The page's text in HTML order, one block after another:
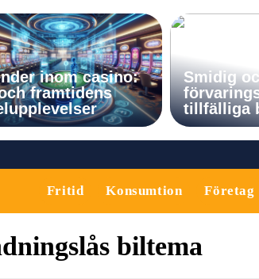
inom casino:
framtidens
Smidig
tillfälliga
Fritid Konsumtion Företag
biltema